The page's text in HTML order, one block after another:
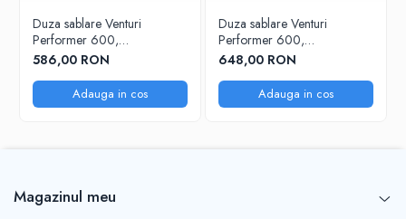
Duza sablare Venturi
Performer 600,
6,5mmx130mm
586,00 RON
Adauga in cos
Duza sablare Venturi
Performer 600,
8,0mmx150mm
648,00 RON
Adauga in cos
Magazinul meu